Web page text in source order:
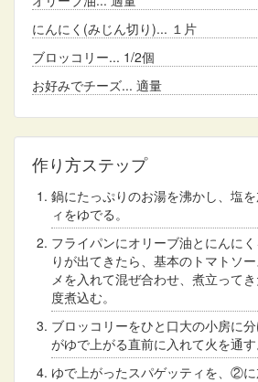
にんにく(みじん切り)
１片
ブロッコリー
1/2個
お好みでチーズ
適量
作り方ステップ
鍋にたっぷりのお湯を沸かし、塩
ィをゆでる。
フライパンにオリーブ油とにんに
りが出てきたら、基本のトマトソ
メを入れて混ぜ合わせ、煮立って
度煮込む。
ブロッコリーをひと口大の小房に
がゆで上がる直前に入れて火を通す
ゆで上がったスパゲッティを、②に